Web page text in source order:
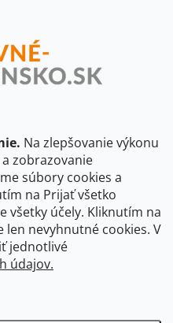
Na zlepšovanie výkonu
zobrazovanie
súbory cookies a
na Prijať všetko
všetky účely. Kliknutím na
nevyhnutné cookies. V
jednotlivé
údajov.
ochrany osobných
spracovaná za účelom
VKÚ Mapy Harmanec
Česko